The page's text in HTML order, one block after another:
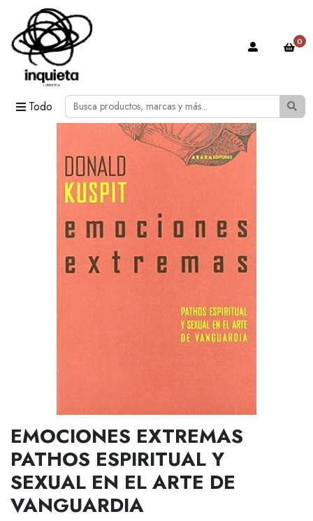
Todo
0
EMOCIONES EXTREMAS
PATHOS ESPIRITUAL Y
SEXUAL EN EL ARTE DE
VANGUARDIA